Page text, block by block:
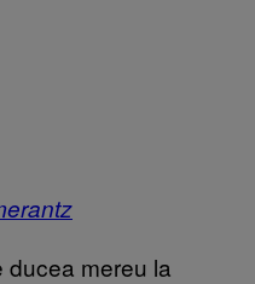
ducea mereu la